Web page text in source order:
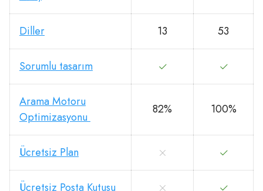
Diller 13 53
Sorumlu tasarım
Arama Motoru
Optimizasyonu
82% 100%
Ücretsiz Plan
Ücretsiz Posta Kutusu